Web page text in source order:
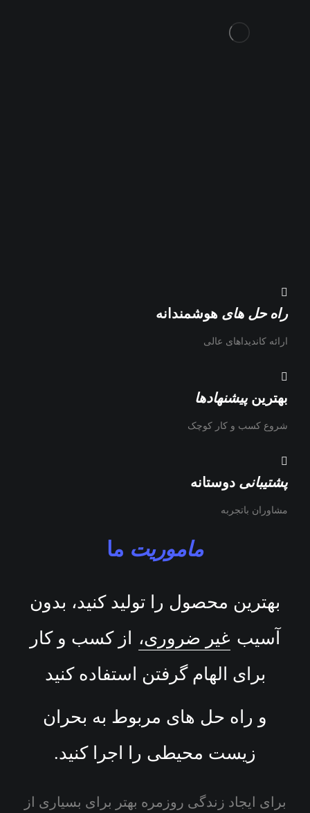
راه حل های هوشمندانه
ارائه کاندیداهای عالی
بهترینپیشنهادها
شروع کسب و کار کوچک
پشتیبانی دوستانه
مشاوران باتجربه
ماموریت ما
بهترین محصول را تولید کنید، بدون
آسیب غیر ضروری،
از کسب و کار
برای الهام گرفتن استفاده کنید
و راه حل های مربوط به بحران
زیست محیطی را اجرا کنید.
برای ایجاد زندگی روزمره بهتر برای بسیاری از